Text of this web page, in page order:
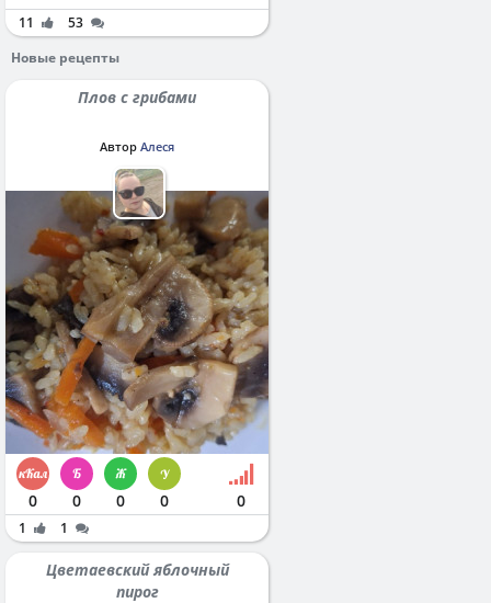
11
53
Новые рецепты
Плов с грибами
Автор Алеся
0 0 0 0 0
1 1
Цветаевский яблочный
пирог